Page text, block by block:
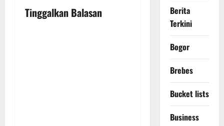
a
Tinggalkan Balasan
Berita
Terkini
Bogor
Brebes
Bucket lists
Business